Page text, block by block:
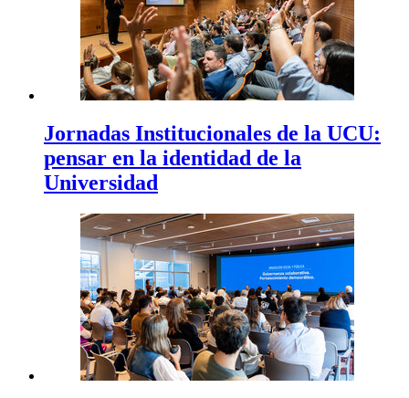
Jornadas Institucionales de la UCU:
pensar en la identidad de la
Universidad